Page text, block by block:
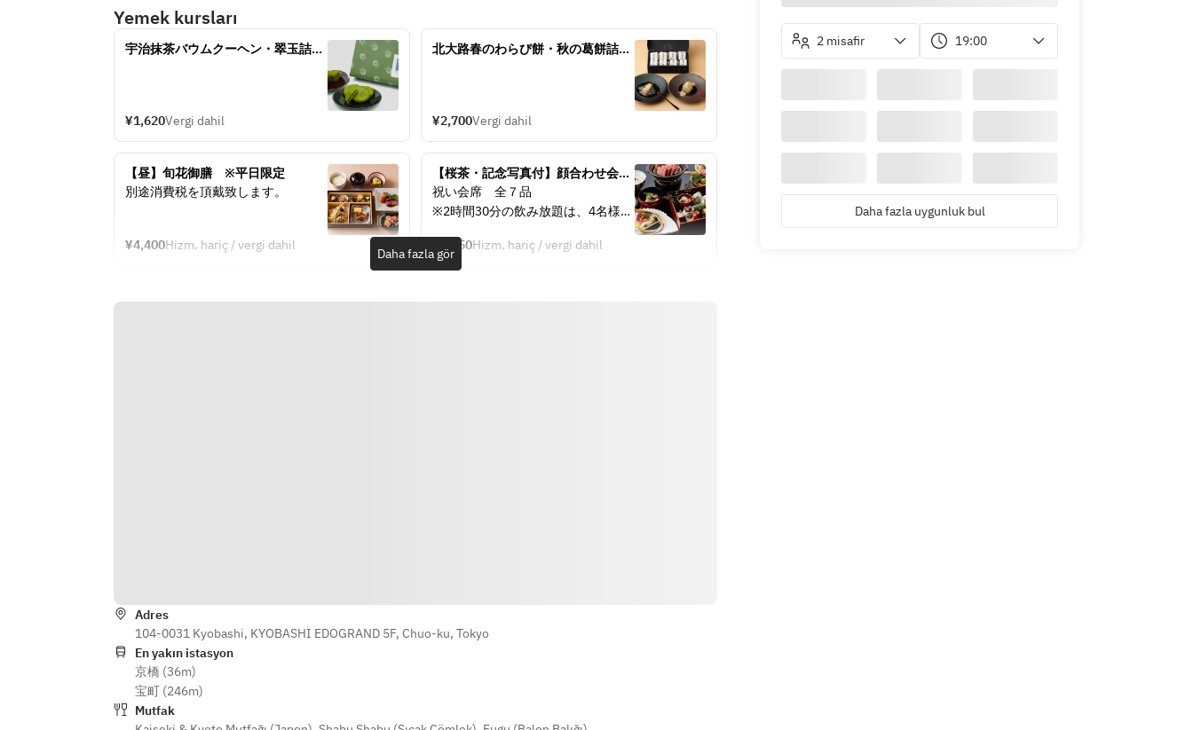
Yemek kursları
宇治抹茶バウムクーヘン・翠玉詰め
¥1,620Vergi dahil
北大路春のわらび餅・秋の葛餅詰め
¥2,700Vergi dahil
【昼】旬花御膳　※平日限定
別途消費税を頂戴致します。
¥4,400Hizm. hariç / vergi dahil
【桜茶・記念写真付】顔合わせ会
席　9,350円
祝い会席　全７品
※2時間30分の飲み放題は、4名様以
ます。
別途消費税、サービス料１０％を頂
¥9,350Hizm. hariç / vergi dahil
Daha fazla gör
Adres
104-0031 Kyobashi, KYOBASHI EDOGRAND 5F, Chuo-ku, Tokyo
En yakın istasyon
京橋 (36m)
宝町 (246m)
Mutfak
2 misafir 19:00
Daha fazla uygunluk bul